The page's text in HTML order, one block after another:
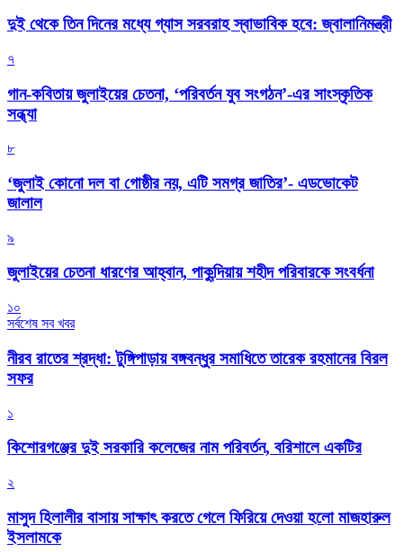
দুই থেকে তিন দিনের মধ্যে গ্যাস সরবরাহ স্বাভাবিক হবে: জ্বালানিমন্ত্রী
৭
গান-কবিতায় জুলাইয়ের চেতনা, ‘পরিবর্তন যুব সংগঠন’-এর সাংস্কৃতিক
সন্ধ্যা
৮
‘জুলাই কোনো দল বা গোষ্ঠীর নয়, এটি সমগ্র জাতির’- এডভোকেট
জালাল
৯
জুলাইয়ের চেতনা ধারণের আহ্বান, পাকুন্দিয়ায় শহীদ পরিবারকে সংবর্ধনা
১০
সর্বশেষ সব খবর
নীরব রাতের শ্রদ্ধা: টুঙ্গিপাড়ায় বঙ্গবন্ধুর সমাধিতে তারেক রহমানের বিরল
সফর
১
কিশোরগঞ্জের দুই সরকারি কলেজের নাম পরিবর্তন, বরিশালে একটির
২
মাসুদ হিলালীর বাসায় সাক্ষাৎ করতে গেলে ফিরিয়ে দেওয়া হলো মাজহারুল
ইসলামকে